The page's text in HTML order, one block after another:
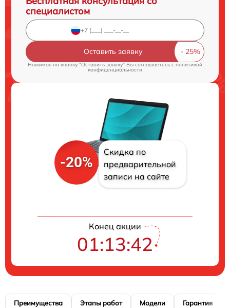
специалистом
Оставить заявку
Нажимая на кнопку "Оставить заявку" Вы соглашаетесь cполитикой
конфиденциальности
-20%
Скидка по
предварительной
записи на сайте
Конец акции
01:13:41
Преимущества Этапы работ Модели Гарантия